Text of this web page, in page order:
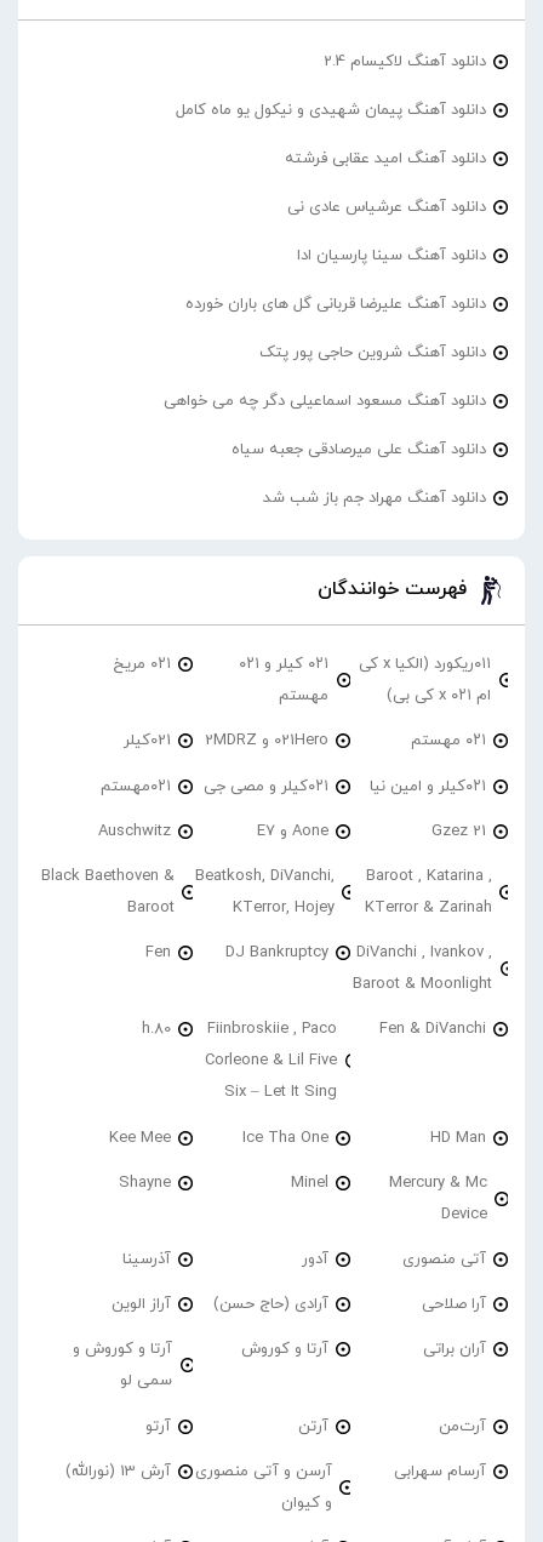
دانلود آهنگ لاکیسام 2.4
دانلود آهنگ پیمان شهیدی و نیکول یو ماه کامل
دانلود آهنگ امید عقابی فرشته
دانلود آهنگ عرشیاس عادی نی
دانلود آهنگ سینا پارسیان ادا
دانلود آهنگ علیرضا قربانی گل های باران خورده
دانلود آهنگ شروین حاجی پور پتک
دانلود آهنگ مسعود اسماعیلی دگر چه می خواهی
دانلود آهنگ علی میرصادقی جعبه سیاه
دانلود آهنگ مهراد جم باز شب شد
فهرست خوانندگان
۰۱۱ریکورد (الکیا x کی
ام ۰۲۱ x کی بی)
۰۲۱ کیلر و ۰۲۱
مهستم
۰۲۱ مریخ
۰۲۱ مهستم 021Hero و 2MDRZ 021کیلر
۰۲۱کیلر و امین نیا ۰۲۱کیلر و مصی جی ۰۲۱مهستم
21 Gzez Aone و E7 Auschwitz
Baroot , Katarina ,
KTerror & Zarinah
Beatkosh, DiVanchi,
KTerror, Hojey
Black Baethoven &
Baroot
DiVanchi , Ivankov ,
Baroot & Moonlight
DJ Bankruptcy
Fen
Fen & DiVanchi
Fiinbroskiie , Paco
Corleone & Lil Five
Six – Let It Sing
h.80
HD Man
Ice Tha One
Kee Mee
Mercury & Mc
Device
Minel
Shayne
آتی منصوری آدور آذرسینا
آرا صلاحی آرادی (حاج حسن) آراز الوین
آران براتی آرتا و کوروش
آرتا و کوروش و
سمی لو
آرت‌من آرتن آرتو
آرسام سهرابی
آرسن و آتی منصوری
و کیوان
آرش 13 (نورالله)